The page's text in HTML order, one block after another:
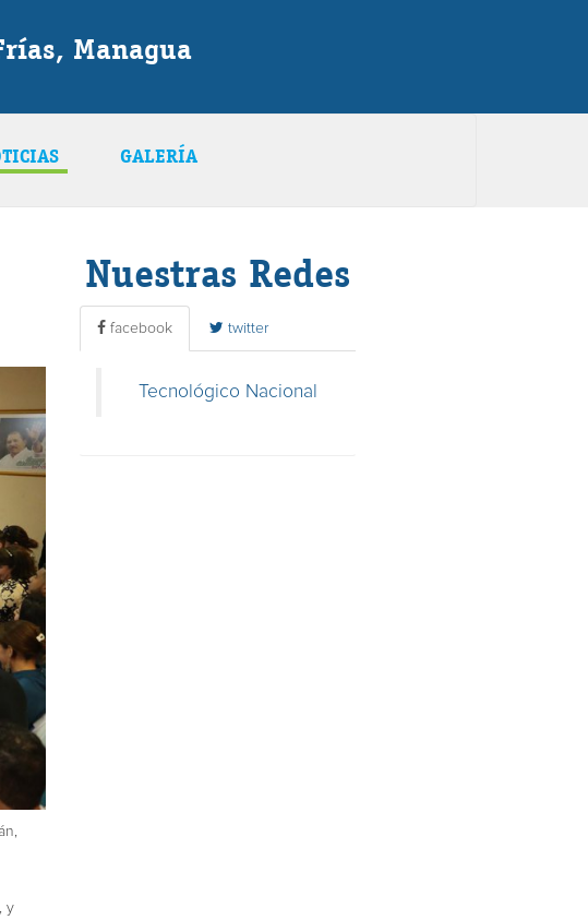
Managua
GALERÍA
y
Nuestras Redes
facebook twitter
Tecnológico Nacional